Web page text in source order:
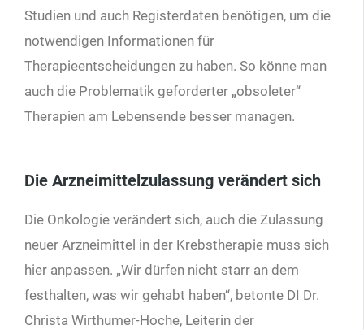
Studien und auch Registerdaten benötigen, um die
notwendigen Informationen für
Therapieentscheidungen zu haben. So könne man
auch die Problematik geforderter „obsoleter“
Therapien am Lebensende besser managen.
Die Arzneimittelzulassung verändert sich
Die Onkologie verändert sich, auch die Zulassung
neuer Arzneimittel in der Krebstherapie muss sich
hier anpassen. „Wir dürfen nicht starr an dem
festhalten, was wir gehabt haben“, betonte DI Dr.
Christa Wirthumer-Hoche, Leiterin der